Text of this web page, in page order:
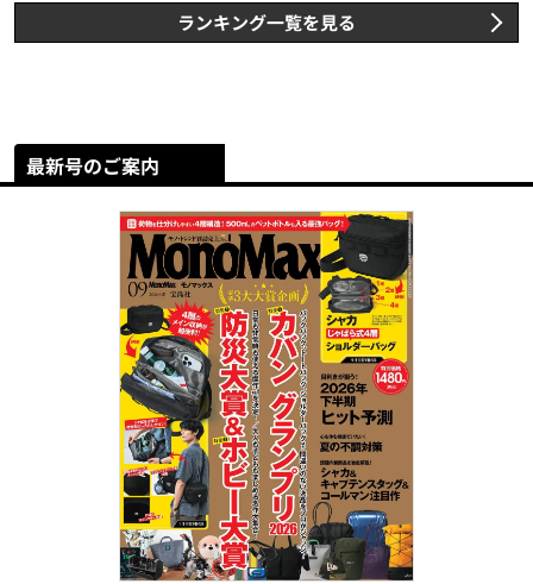
ランキング一覧を見る
最新号のご案内